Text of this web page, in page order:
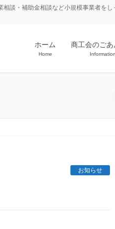
談・補助金相談など小規模事業者をし
ホーム
Home
商工会のご
Information
お知らせ